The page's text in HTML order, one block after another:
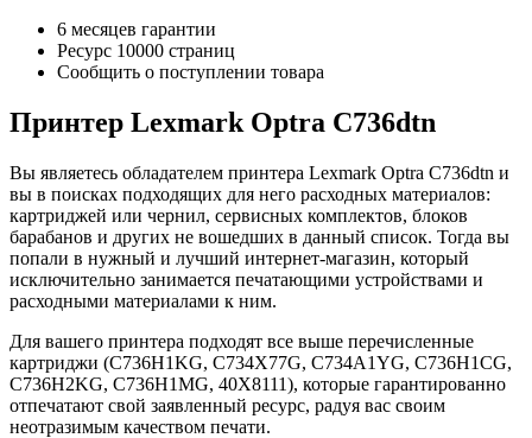
6 месяцев гарантии
Ресурс 10000 страниц
Сообщить о поступлении товара
Принтер Lexmark Optra C736dtn
Вы являетесь обладателем принтера Lexmark Optra C736dtn и
вы в поисках подходящих для него расходных материалов:
картриджей или чернил, сервисных комплектов, блоков
барабанов и других не вошедших в данный список. Тогда вы
попали в нужный и лучший интернет-магазин, который
исключительно занимается печатающими устройствами и
расходными материалами к ним.
Для вашего принтера подходят все выше перечисленные
картриджи (C736H1KG, C734X77G, C734A1YG, C736H1CG,
C736H2KG, C736H1MG, 40X8111), которые гарантированно
отпечатают свой заявленный ресурс, радуя вас своим
неотразимым качеством печати.